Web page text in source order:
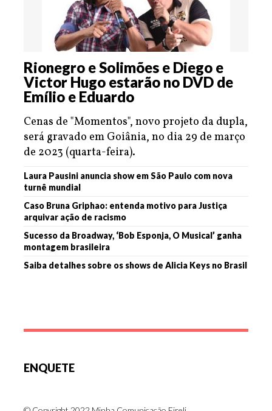
Rionegro e Solimões e Diego e
Victor Hugo estarão no DVD de
Emílio e Eduardo
Cenas de "Momentos", novo projeto da dupla,
será gravado em Goiânia, no dia 29 de março
de 2023 (quarta-feira).
Laura Pausini anuncia show em São Paulo com nova
turnê mundial
Caso Bruna Griphao: entenda motivo para Justiça
arquivar ação de racismo
Sucesso da Broadway, ‘Bob Esponja, O Musical’ ganha
montagem brasileira
Saiba detalhes sobre os shows de Alicia Keys no Brasil
ENQUETE